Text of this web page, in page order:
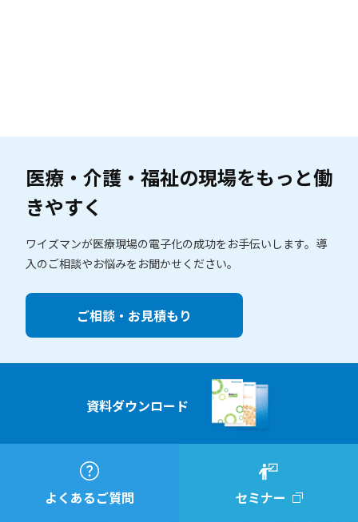
医療・介護・福祉の現場をもっと働
きやすく
ワイズマンが医療現場の電子化の成功をお手伝いします。 導
入のご相談やお悩みをお聞かせください。
ご相談・お見積もり
資料ダウンロード
よくあるご質問 セミナー